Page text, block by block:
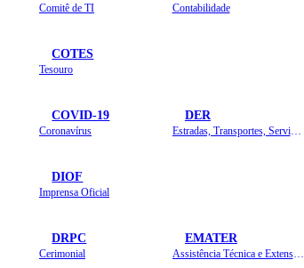
Comitê de TI Contabilidade
COTES
Tesouro
COVID-19
Coronavírus
DER
Estradas, Transportes, Serviços Públicos
DIOF
Imprensa Oficial
DRPC
Cerimonial
EMATER
Assistência Técnica e Extensão Rural